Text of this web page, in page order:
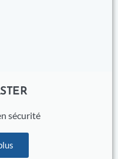
sécurité